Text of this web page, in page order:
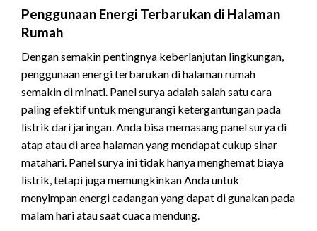
Penggunaan Energi Terbarukan di Halaman
Rumah
Dengan semakin pentingnya keberlanjutan lingkungan,
penggunaan energi terbarukan di halaman rumah
semakin di minati. Panel surya adalah salah satu cara
paling efektif untuk mengurangi ketergantungan pada
listrik dari jaringan. Anda bisa memasang panel surya di
atap atau di area halaman yang mendapat cukup sinar
matahari. Panel surya ini tidak hanya menghemat biaya
listrik, tetapi juga memungkinkan Anda untuk
menyimpan energi cadangan yang dapat di gunakan pada
malam hari atau saat cuaca mendung.